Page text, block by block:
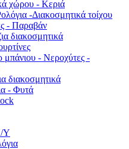
χώρου - Κεριά
-Διακοσμητικά τοίχου
- Παραβάν
διακοσμητικά
μπάνιου - Νεροχύτες -
διακοσμητικά
- Φυτά
Υ